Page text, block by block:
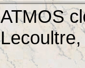
ATMOS